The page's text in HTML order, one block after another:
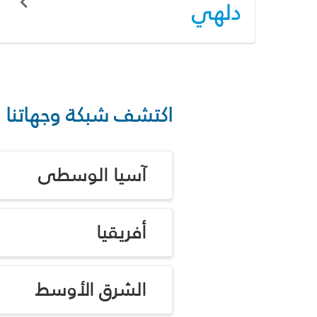
دلهي
اكتشف شبكة وجهاتنا
آسيا الوسطى
أفريقيا
الشرق الأوسط